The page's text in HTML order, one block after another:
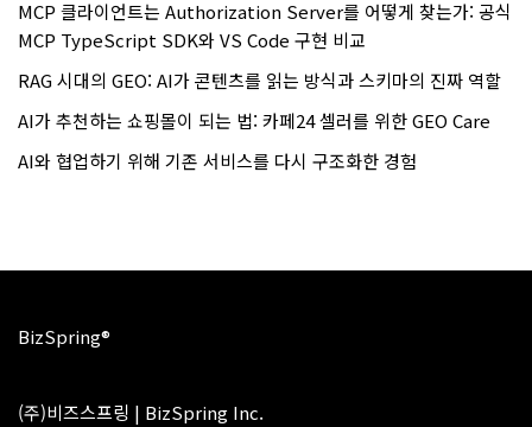
MCP 클라이언트는 Authorization Server를 어떻게 찾는가: 공식
MCP TypeScript SDK와 VS Code 구현 비교
RAG 시대의 GEO: AI가 콘텐츠를 읽는 방식과 스키마의 진짜 역할
AI가 추천하는 쇼핑몰이 되는 법: 카페24 셀러를 위한 GEO Care
AI와 협업하기 위해 기존 서비스를 다시 구조화한 경험
BizSpring®
(주)비즈스프링 | BizSpring Inc.